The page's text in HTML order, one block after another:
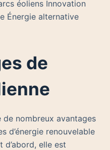
de
de nombreux avantages
d’énergie renouvelable
d’abord, elle est